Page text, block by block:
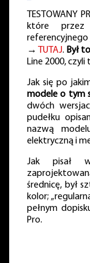
TESTOWANY
które przez
referencyjnego
→ TUTAJ. Był
Line 2000,
Jak się po
modele o tym
dwóch
pudełku
nazwą
elektryczną i
Jak pisał
średnicę, był
kolor;
pełnym
Pro.